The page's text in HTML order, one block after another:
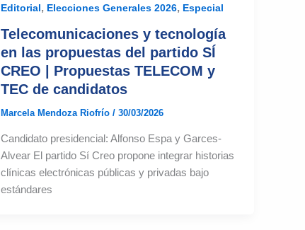
Editorial, Elecciones Generales 2026, Especial
Telecomunicaciones y tecnología
en las propuestas del partido SÍ
CREO | Propuestas TELECOM y
TEC de candidatos
Marcela Mendoza Riofrío/30/03/2026
Candidato presidencial: Alfonso Espa y Garces-
Alvear El partido Sí Creo propone integrar historias
clínicas electrónicas públicas y privadas bajo
estándares